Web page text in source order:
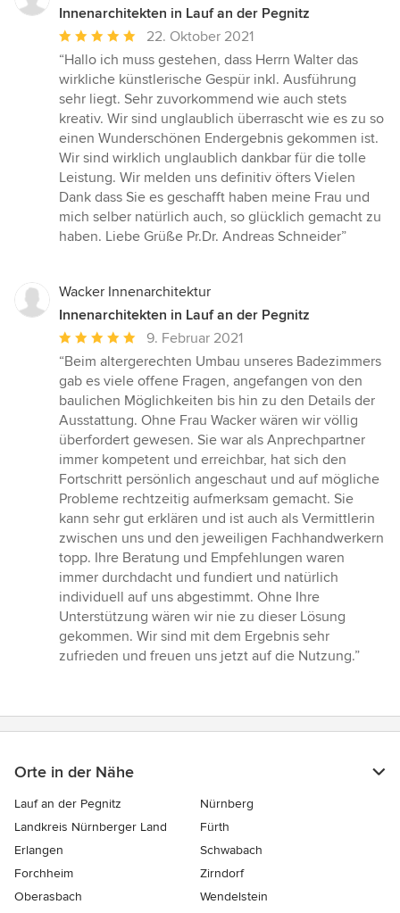
Innenarchitekten in Lauf an der Pegnitz
Durchschnittliche
Bewertung:
5
von
5
Sternen
22. Oktober 2021
“Hallo ich muss gestehen, dass Herrn Walter das
wirkliche künstlerische Gespür inkl. Ausführung
sehr liegt. Sehr zuvorkommend wie auch stets
kreativ. Wir sind unglaublich überrascht wie es zu so
einen Wunderschönen Endergebnis gekommen ist.
Wir sind wirklich unglaublich dankbar für die tolle
Leistung. Wir melden uns definitiv öfters Vielen
Dank dass Sie es geschafft haben meine Frau und
mich selber natürlich auch, so glücklich gemacht zu
haben. Liebe Grüße Pr.Dr. Andreas Schneider”
Wacker Innenarchitektur
Innenarchitekten in Lauf an der Pegnitz
Durchschnittliche
Bewertung:
5
von
5
Sternen
9. Februar 2021
“Beim altergerechten Umbau unseres Badezimmers
gab es viele offene Fragen, angefangen von den
baulichen Möglichkeiten bis hin zu den Details der
Ausstattung. Ohne Frau Wacker wären wir völlig
überfordert gewesen. Sie war als Anprechpartner
immer kompetent und erreichbar, hat sich den
Fortschritt persönlich angeschaut und auf mögliche
Probleme rechtzeitig aufmerksam gemacht. Sie
kann sehr gut erklären und ist auch als Vermittlerin
zwischen uns und den jeweiligen Fachhandwerkern
topp. Ihre Beratung und Empfehlungen waren
immer durchdacht und fundiert und natürlich
individuell auf uns abgestimmt. Ohne Ihre
Unterstützung wären wir nie zu dieser Lösung
gekommen. Wir sind mit dem Ergebnis sehr
zufrieden und freuen uns jetzt auf die Nutzung.”
Orte in der Nähe
Lauf an der Pegnitz
Nürnberg
Landkreis Nürnberger Land
Fürth
Erlangen
Schwabach
Forchheim
Zirndorf
Oberasbach
Wendelstein